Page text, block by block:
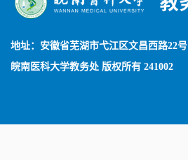
地址：安徽省芜湖市弋江区文昌西路22号
皖南医科大学教务处 版权所有 241002